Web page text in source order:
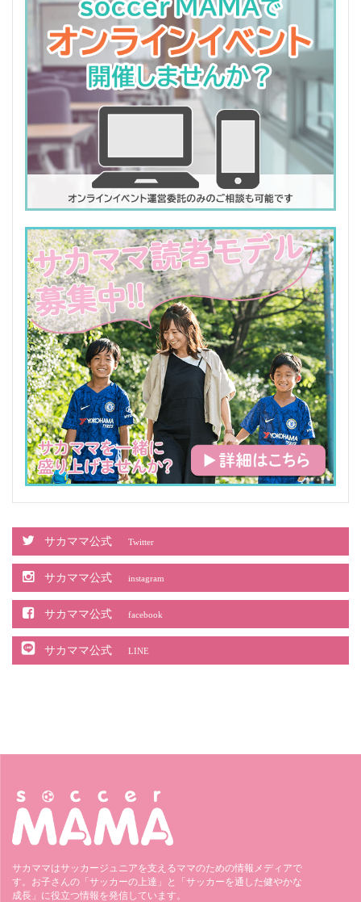
サカママ公式 Twitter
サカママ公式 instagram
サカママ公式 facebook
サカママ公式 LINE
サカママはサッカージュニアを支えるママのための情報メディアで
す。お子さんの「サッカーの上達」と「サッカーを通した健やかな
成長」に役立つ情報を発信しています。